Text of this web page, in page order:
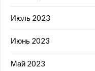
Июль 2023
Июнь 2023
Май 2023